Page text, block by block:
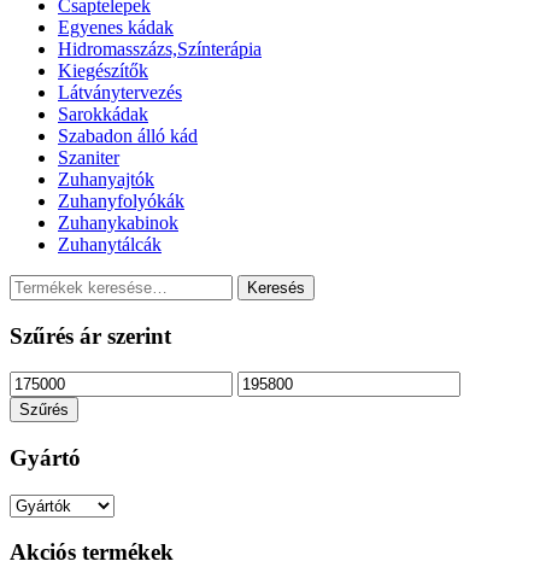
Csaptelepek
Egyenes kádak
Hidromasszázs,Színterápia
Kiegészítők
Látványtervezés
Sarokkádak
Szabadon álló kád
Szaniter
Zuhanyajtók
Zuhanyfolyókák
Zuhanykabinok
Zuhanytálcák
Keresés
a
következőre:
Keresés
Szűrés ár szerint
Min
ár
Max
ár
Szűrés
Gyártó
Akciós termékek